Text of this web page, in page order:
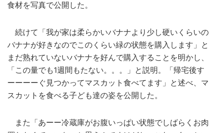
食材を写真で公開した。
続けて「我が家は柔らかいバナナより少し硬いくらいの
バナナが好きなのでこのくらい緑の状態を購入します」と
まだ熟れていないバナナを好んで購入することを明かし、
「この量でも1週間もたない。。。」と説明。「帰宅後す
ーーーーぐ見つかってマスカット食べてます」と述べ、マ
スカットを食べる子ども達の姿を公開した。
また「あーー冷蔵庫がお腹いっぱい状態でしばらくお肉